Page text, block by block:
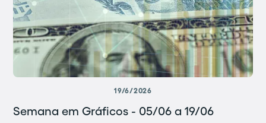
19/6/2026
Semana em Gráficos - 05/06 a 19/06